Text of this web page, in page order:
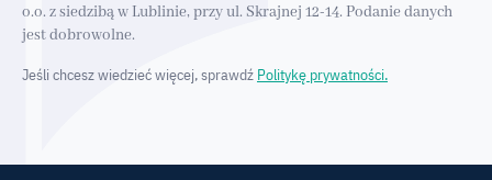
o.o. z siedzibą w Lublinie, przy ul. Skrajnej 12-14. Podanie danych
jest dobrowolne.
Jeśli chcesz wiedzieć więcej, sprawdź Politykę prywatności.